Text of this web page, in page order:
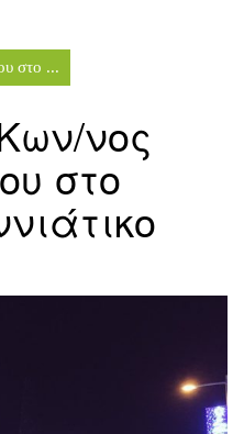
στο ...
νος
στο